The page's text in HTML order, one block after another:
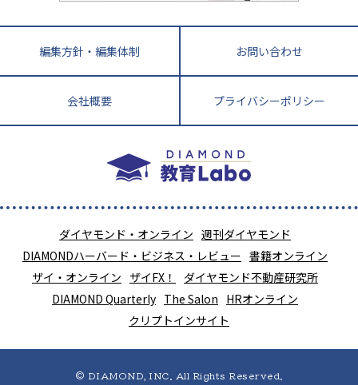
編集方針・編集体制 お問い合わせ
会社概要 プライバシーポリシー
ダイヤモンド・オンライン 週刊ダイヤモンド
DIAMONDハーバード・ビジネス・レビュー 書籍オンライン
ザイ・オンライン ザイFX！
ダイヤモンド不動産研究所
DIAMOND Quarterly The Salon HRオンライン
クリプトインサイト
© DIAMOND, INC. All Rights Reserved.